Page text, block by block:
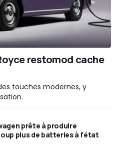
restomod cache
touches modernes, y
prête à produire
plus de batteries à l'état